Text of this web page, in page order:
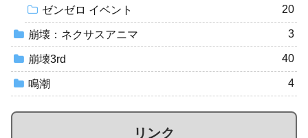
ゼンゼロ イベント 20
崩壊：ネクサスアニマ 3
崩壊3rd 40
鳴潮 4
リンク